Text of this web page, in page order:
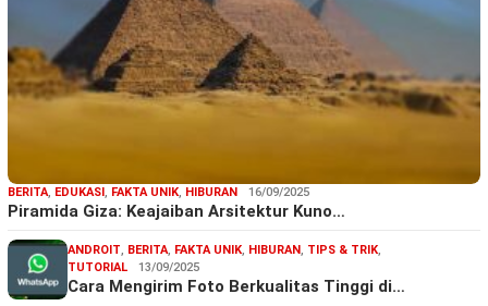
BERITA, EDUKASI, FAKTA UNIK, HIBURAN 16/09/2025
Piramida Giza: Keajaiban Arsitektur Kuno…
ANDROIT, BERITA, FAKTA UNIK, HIBURAN, TIPS & TRIK,
TUTORIAL
13/09/2025
Cara Mengirim Foto Berkualitas Tinggi di…